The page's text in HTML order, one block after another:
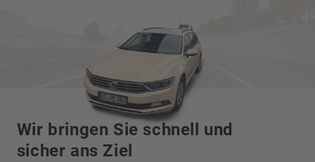
Wir bringen Sie schnell und
sicher ans Ziel